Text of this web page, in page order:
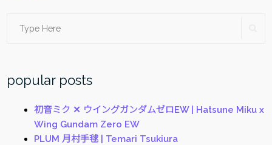
Search
popular posts
初音ミク ✕ ウイングガンダムゼロEW | Hatsune Miku x
Wing Gundam Zero EW
PLUM 月村手毬 | Temari Tsukiura